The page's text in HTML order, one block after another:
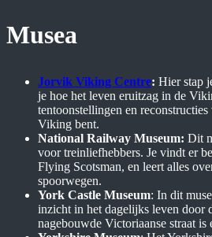
Musea
Jorvik Viking Centre: Hier stap
je hoe het leven eruitzag in de
tentoonstellingen en
Viking bent.
National Railway Museum: Dit
voor treinliefhebbers. Je vindt er
Flying Scotsman, en leert alles
spoorwegen.
York Castle Museum: In dit
inzicht in het dagelijks leven door
nagebouwde Victoriaanse straat is